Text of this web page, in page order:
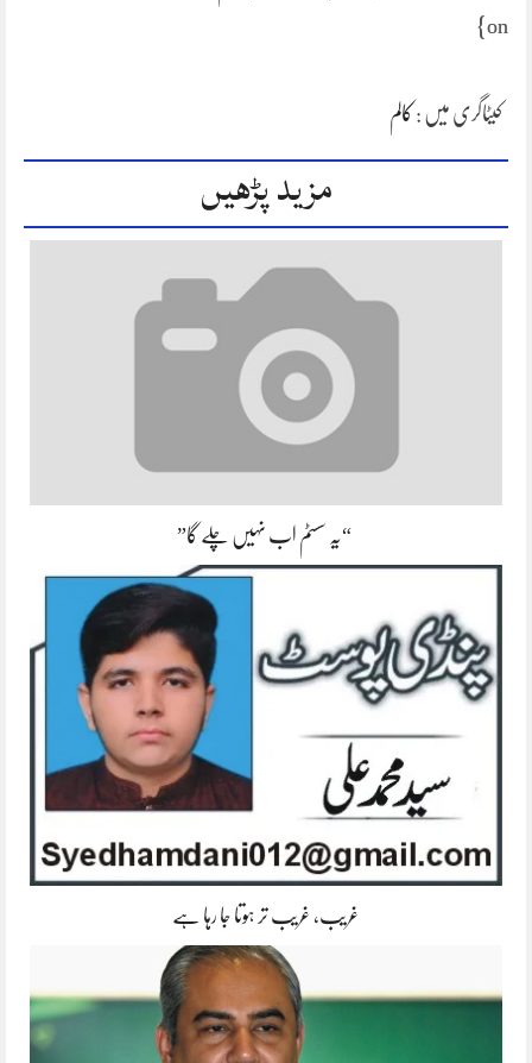
on}
کیٹاگری میں : کالم
مزید پڑھیں
“یہ سسٹم اب نہیں چلے گا”
غریب، غریب تر ہوتا جا رہا ہے